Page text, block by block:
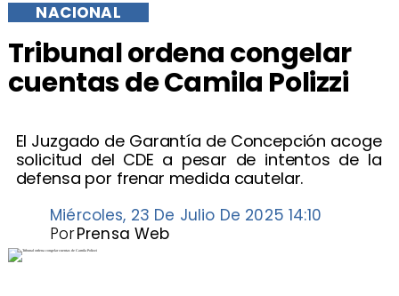
Tribunal ordena congelar
cuentas de Camila Polizzi
El Juzgado de Garantía de Concepción acoge
solicitud del CDE a pesar de intentos de la
defensa por frenar medida cautelar.
NACIONAL
Miércoles, 23 De Julio De 2025 14:10
Prensa Web
Por